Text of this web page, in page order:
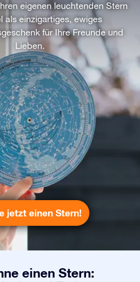
eigenen leuchtenden Stern
als einzigartiges, ewiges
für Ihre Freunde und
Lieben.
jetzt einen Stern!
einen Stern: